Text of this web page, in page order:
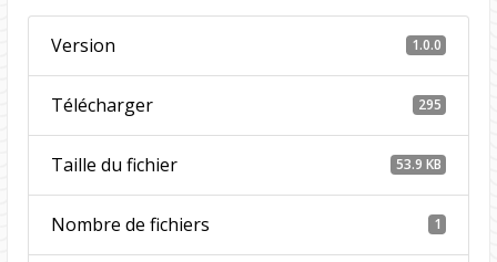
Version 1.0.0
Télécharger 295
Taille du fichier 53.9 KB
Nombre de fichiers 1